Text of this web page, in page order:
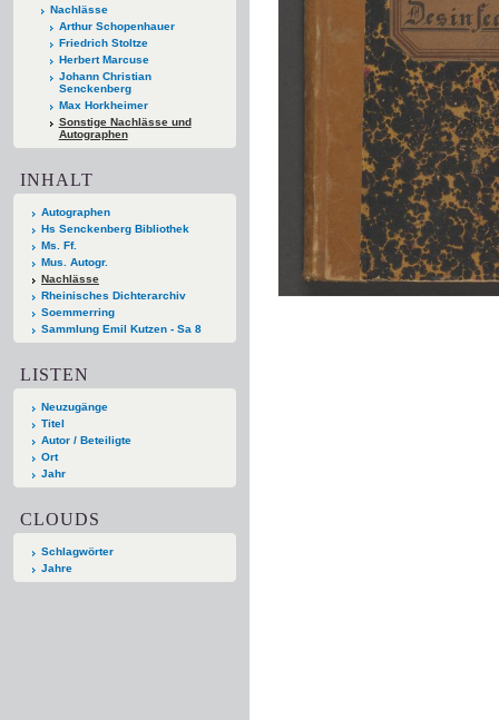
Nachlässe
Arthur Schopenhauer
Friedrich Stoltze
Herbert Marcuse
Johann Christian
Senckenberg
Max Horkheimer
Sonstige Nachlässe und
Autographen
INHALT
Autographen
Hs Senckenberg Bibliothek
Ms. Ff.
Mus. Autogr.
Nachlässe
Rheinisches Dichterarchiv
Soemmerring
Sammlung Emil Kutzen - Sa 8
LISTEN
Neuzugänge
Titel
Autor / Beteiligte
Ort
Jahr
CLOUDS
Schlagwörter
Jahre